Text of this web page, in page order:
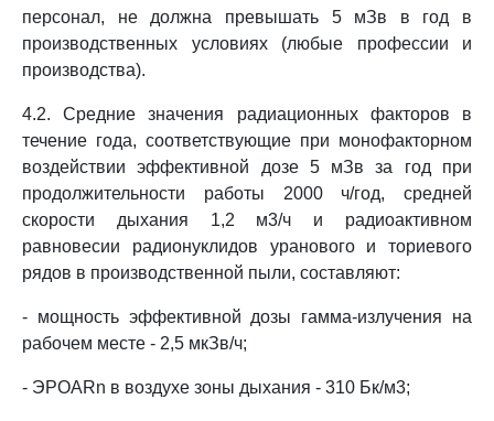
персонал, не должна превышать 5 мЗв в год в
производственных условиях (любые профессии и
производства).
4.2. Средние значения радиационных факторов в
течение года, соответствующие при монофакторном
воздействии эффективной дозе 5 мЗв за год при
продолжительности работы 2000 ч/год, средней
скорости дыхания 1,2 м3/ч и радиоактивном
равновесии радионуклидов уранового и ториевого
рядов в производственной пыли, составляют:
- мощность эффективной дозы гамма-излучения на
рабочем месте - 2,5 мкЗв/ч;
- ЭРОАRn в воздухе зоны дыхания - 310 Бк/м3;